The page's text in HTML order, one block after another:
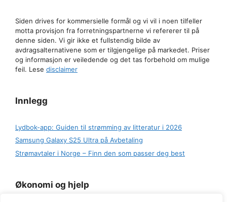
Siden drives for kommersielle formål og vi vil i noen tilfeller
motta provisjon fra forretningspartnerne vi refererer til på
denne siden. Vi gir ikke et fullstendig bilde av
avdragsalternativene som er tilgjengelige på markedet. Priser
og informasjon er veiledende og det tas forbehold om mulige
feil. Lese disclaimer
Innlegg
Lydbok-app: Guiden til strømming av litteratur i 2026
Samsung Galaxy S25 Ultra på Avbetaling
Strømavtaler i Norge – Finn den som passer deg best
Økonomi og hjelp